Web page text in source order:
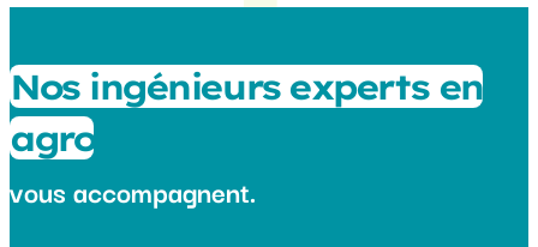
Nos ingénieurs experts en
agro
vous accompagnent.